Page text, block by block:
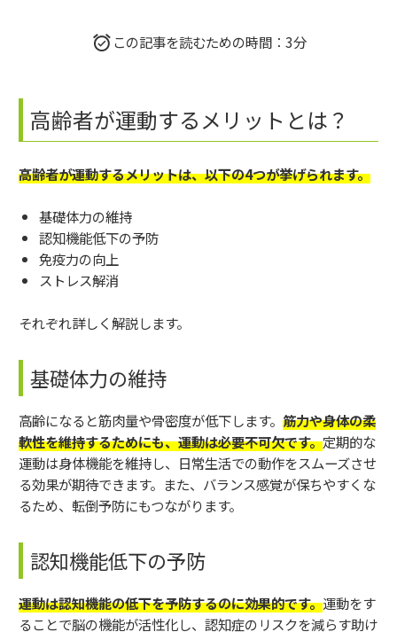
この記事を読むための時間：3分
高齢者が運動するメリットとは？
高齢者が運動するメリットは、以下の4つが挙げられます。
基礎体力の維持
認知機能低下の予防
免疫力の向上
ストレス解消
それぞれ詳しく解説します。
基礎体力の維持
高齢になると筋肉量や骨密度が低下します。 筋力や身体の柔
軟性を維持するためにも、運動は必要不可欠です。定期的な
運動は身体機能を維持し、日常生活での動作をスムーズさせ
る効果が期待できます。また、バランス感覚が保ちやすくな
るため、転倒予防にもつながります。
認知機能低下の予防
運動は認知機能の低下を予防するのに効果的です。運動をす
ることで脳の機能が活性化し、認知症のリスクを減らす助け